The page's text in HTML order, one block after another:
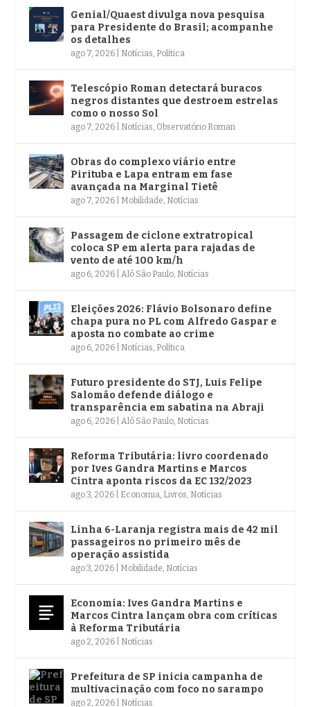
Genial/Quaest divulga nova pesquisa
para Presidente do Brasil; acompanhe
os detalhes
ago 7, 2026 Notícias Política
Telescópio Roman detectará buracos
negros distantes que destroem estrelas
como o nosso Sol
ago 7, 2026 Notícias Observatório Roman
Obras do complexo viário entre
Pirituba e Lapa entram em fase
avançada na Marginal Tietê
ago 7, 2026 Mobilidade Notícias
Passagem de ciclone extratropical
coloca SP em alerta para rajadas de
vento de até 100 km/h
ago 6, 2026 Alô São Paulo Notícias
Eleições 2026: Flávio Bolsonaro define
chapa pura no PL com Alfredo Gaspar e
aposta no combate ao crime
ago 6, 2026 Notícias Política
Futuro presidente do STJ, Luis Felipe
Salomão defende diálogo e
transparência em sabatina na Abraji
ago 6, 2026 Alô São Paulo Notícias
Reforma Tributária: livro coordenado
por Ives Gandra Martins e Marcos
Cintra aponta riscos da EC 132/2023
ago 3, 2026 Economia Livros Notícias
Linha 6-Laranja registra mais de 42 mil
passageiros no primeiro mês de
operação assistida
ago 3, 2026 Mobilidade Notícias
Economia: Ives Gandra Martins e
Marcos Cintra lançam obra com críticas
à Reforma Tributária
ago 2, 2026 Notícias
Prefeitura de SP inicia campanha de
multivacinação com foco no sarampo
ago 2, 2026 Notícias